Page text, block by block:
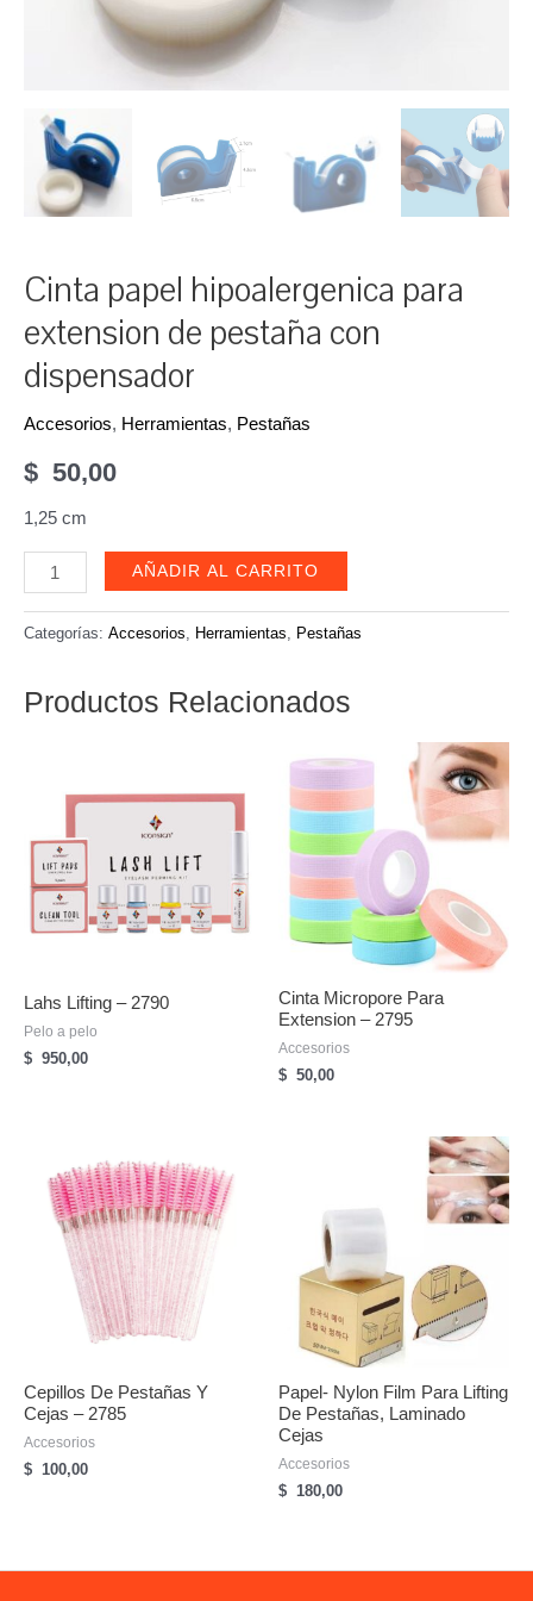
Cinta papel hipoalergenica para
extension de pestaña con
dispensador
Accesorios, Herramientas, Pestañas
$ 50,00
1,25 cm
Cinta
papel
hipoalergenica
extension
cantidad
AÑADIR AL CARRITO
Categorías: Accesorios, Herramientas, Pestañas
Productos Relacionados
Lahs Lifting – 2790
Pelo a pelo
$ 950,00
Cinta Micropore Para
Extension – 2795
Accesorios
$ 50,00
Cepillos De Pestañas Y
Cejas – 2785
Accesorios
$ 100,00
Papel- Nylon Film Para Lifting
De Pestañas, Laminado
Cejas
Accesorios
$ 180,00